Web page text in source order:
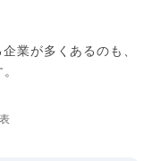
業が多くあるのも、